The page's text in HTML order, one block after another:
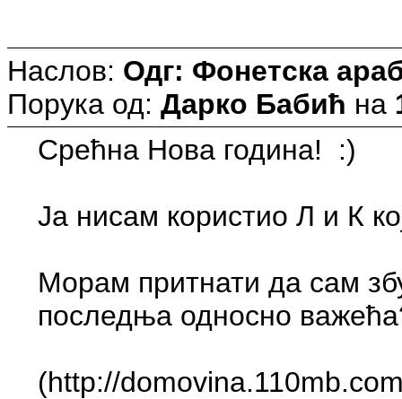
Наслов: Одг: Фонетска
Порука од: Дарко Бабић на
Срећна Нова година! :)
Морам притнати да сам
последња односно
(http://